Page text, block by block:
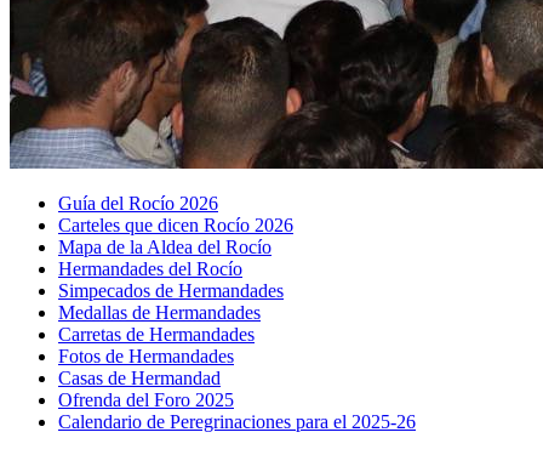
Guía del Rocío 2026
Carteles que dicen Rocío 2026
Mapa de la Aldea del Rocío
Hermandades del Rocío
Simpecados de Hermandades
Medallas de Hermandades
Carretas de Hermandades
Fotos de Hermandades
Casas de Hermandad
Ofrenda del Foro 2025
Calendario de Peregrinaciones para el 2025-26